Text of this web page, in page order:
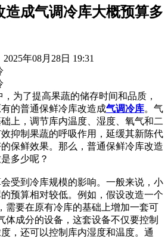
造成气调冷库大概预算多
年08月28日 19:31
了提高果蔬的储存时间和品质，
的普通保鲜冷库改造成气调冷库。气
上，调节库内温度、湿度、氧气和二
抑制果蔬的呼吸作用，延缓其新陈代
保鲜效果。那么，普通保鲜冷库改造
多少呢？
到冷库规模的影响。一般来说，小
预算相对较低。例如，假设改造一个
需要在原有冷库的基础上增加一套可
体成分的设备，这套设备不仅要控制
，还可以控制库内湿度和温度。通